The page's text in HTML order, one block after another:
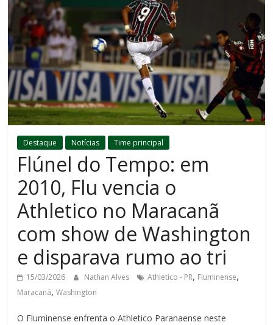
Destaque Notícias Time principal
Flúnel do Tempo: em
2010, Flu vencia o
Athletico no Maracanã
com show de Washington
e disparava rumo ao tri
15/03/2026 Nathan Alves Athletico - PR, Fluminense,
Maracanã,Washington
O Fluminense enfrenta o Athletico Paranaense neste